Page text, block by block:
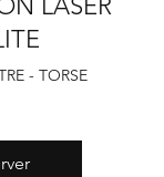
LASER
- TORSE